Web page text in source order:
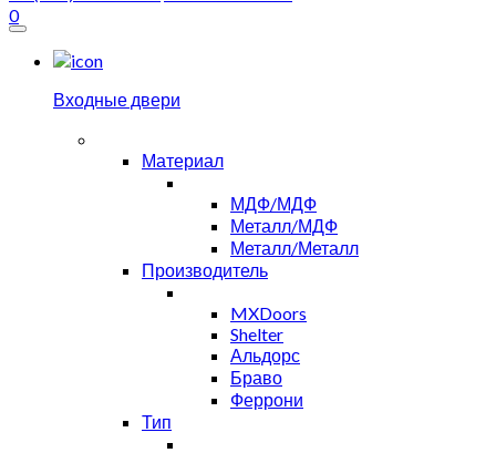
0
Входные двери
Материал
МДФ/МДФ
Металл/МДФ
Металл/Металл
Производитель
MXDoors
Shelter
Альдорс
Браво
Феррони
Тип